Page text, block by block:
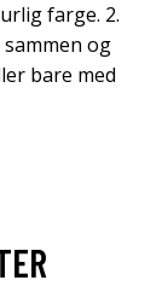
farge. 2.
og
bare med